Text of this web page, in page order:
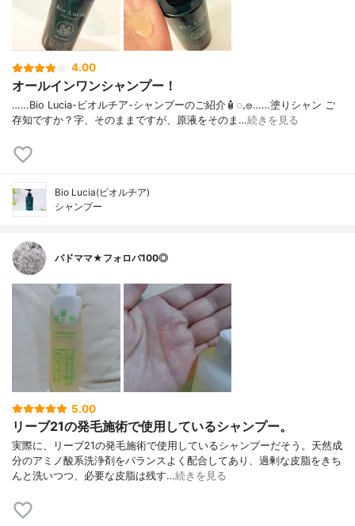
4.00
オールインワンシャンプー！
……⁡Bio Lucia⁡⁡-ビオルチア-⁡⁡シャンプー⁡⁡のご紹介🧴‎◌𓈒𓐍⁡……⁡⁡⁡⁡塗りシャン ご
存知ですか？⁡⁡⁡⁡字、そのままですが、⁡原液をそのま…続きを見る
Bio Lucia(ビオルチア)
シャンプー
バドママ★フォロバ100◎
5.00
リーブ21の発毛施術で使用しているシャンプー。
実際に、リーブ21の発毛施術で使用しているシャンプーだそう。天然成
分のアミノ酸系洗浄剤をバランスよく配合してあり、過剰な皮脂をきち
んと洗いつつ、必要な皮脂は残す…続きを見る